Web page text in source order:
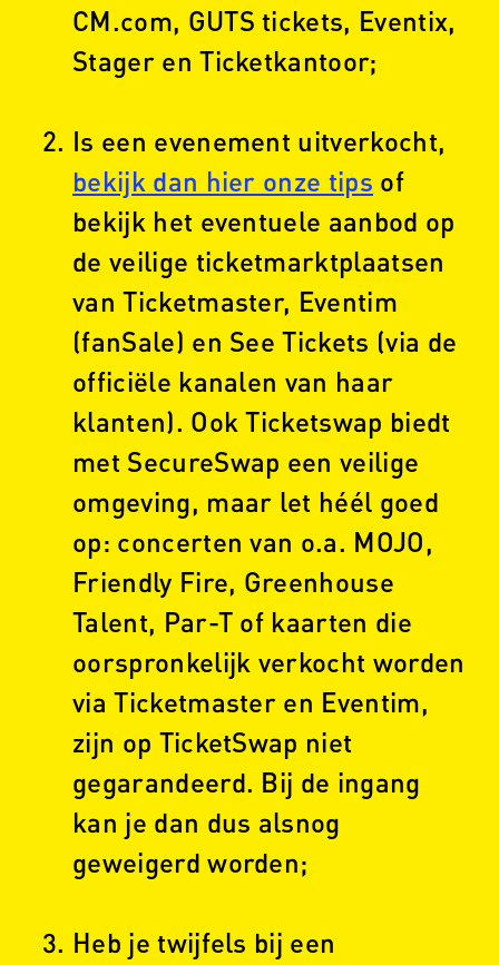
CM.com, GUTS tickets, Eventix,
Stager en Ticketkantoor;
Is een evenement uitverkocht,
bekijk dan hier onze tips of
bekijk het eventuele aanbod op
de veilige ticketmarktplaatsen
van Ticketmaster, Eventim
(fanSale) en See Tickets (via de
officiële kanalen van haar
klanten). Ook Ticketswap biedt
met SecureSwap een veilige
omgeving, maar let héél goed
op: concerten van o.a. MOJO,
Friendly Fire, Greenhouse
Talent, Par-T of kaarten die
oorspronkelijk verkocht worden
via Ticketmaster en Eventim,
zijn op TicketSwap niet
gegarandeerd. Bij de ingang
kan je dan dus alsnog
geweigerd worden;
Heb je twijfels bij een